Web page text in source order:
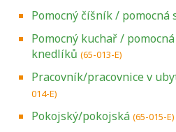
Pomocný číšník / pomocná
Pomocný kuchař /
knedlíků (65-013-E)
Pracovník/pracovnice v
014-E)
Pokojský/pokojská (65-015-E)